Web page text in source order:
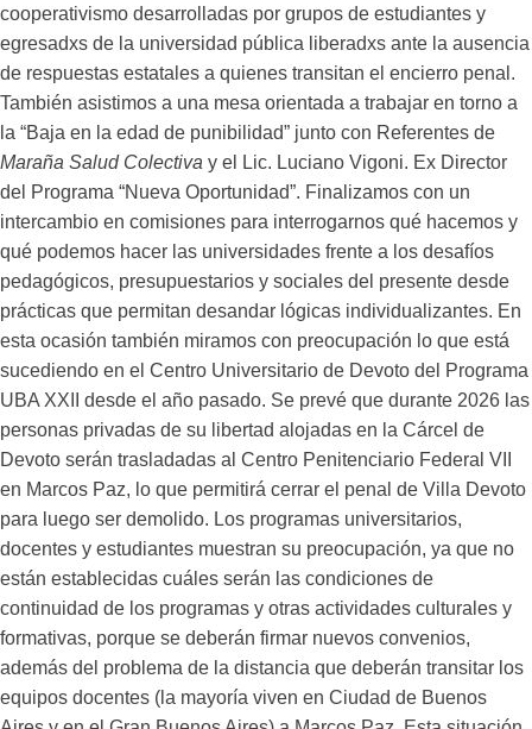
cooperativismo desarrolladas por grupos de estudiantes y
egresadxs de la universidad pública liberadxs ante la ausencia
de respuestas estatales a quienes transitan el encierro penal.
También asistimos a una mesa orientada a trabajar en torno a
la “Baja en la edad de punibilidad” junto con Referentes de
Maraña Salud Colectiva y el Lic. Luciano Vigoni. Ex Director
del Programa “Nueva Oportunidad”. Finalizamos con un
intercambio en comisiones para interrogarnos qué hacemos y
qué podemos hacer las universidades frente a los desafíos
pedagógicos, presupuestarios y sociales del presente desde
prácticas que permitan desandar lógicas individualizantes. En
esta ocasión también miramos con preocupación lo que está
sucediendo en el Centro Universitario de Devoto del Programa
UBA XXII desde el año pasado. Se prevé que durante 2026 las
personas privadas de su libertad alojadas en la Cárcel de
Devoto serán trasladadas al Centro Penitenciario Federal VII
en Marcos Paz, lo que permitirá cerrar el penal de Villa Devoto
para luego ser demolido. Los programas universitarios,
docentes y estudiantes muestran su preocupación, ya que no
están establecidas cuáles serán las condiciones de
continuidad de los programas y otras actividades culturales y
formativas, porque se deberán firmar nuevos convenios,
además del problema de la distancia que deberán transitar los
equipos docentes (la mayoría viven en Ciudad de Buenos